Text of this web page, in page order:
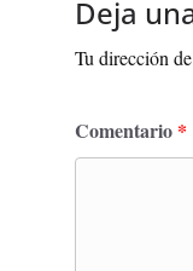
Deja
Tu dirección
Comentario *